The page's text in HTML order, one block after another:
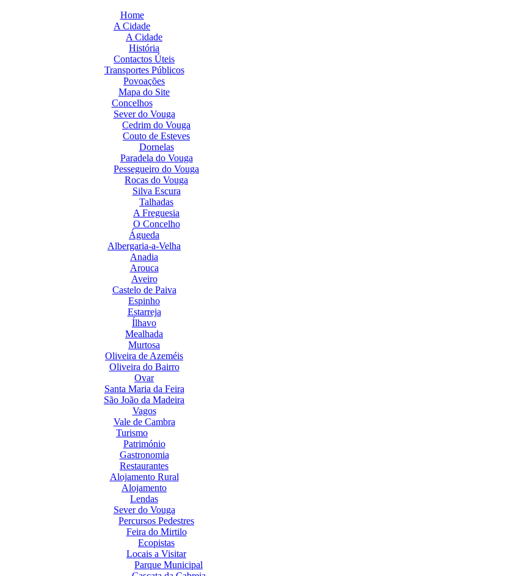
Home
A Cidade
A Cidade
História
Contactos Úteis
Transportes Públicos
Povoações
Mapa do Site
Concelhos
Sever do Vouga
Cedrim do Vouga
Couto de Esteves
Dornelas
Paradela do Vouga
Pessegueiro do Vouga
Rocas do Vouga
Silva Escura
Talhadas
A Freguesia
O Concelho
Águeda
Albergaria-a-Velha
Anadia
Arouca
Aveiro
Castelo de Paiva
Espinho
Estarreja
Ílhavo
Mealhada
Murtosa
Oliveira de Azeméis
Oliveira do Bairro
Ovar
Santa Maria da Feira
São João da Madeira
Vagos
Vale de Cambra
Turismo
Património
Gastronomia
Restaurantes
Alojamento Rural
Alojamento
Lendas
Sever do Vouga
Percursos Pedestres
Feira do Mirtilo
Ecopistas
Locais a Visitar
Parque Municipal